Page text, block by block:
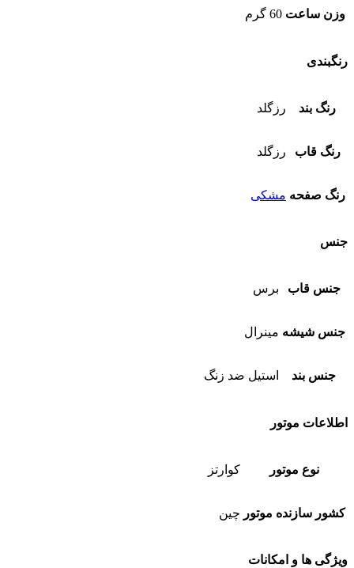
وزن ساعت 60 گرم
رنگبندی
رنگ بند رزگلد
رنگ قاب رزگلد
رنگ صفحه مشکی
جنس
جنس قاب برس
جنس شیشه مینرال
جنس بند استیل ضد زنگ
اطلاعات موتور
نوع موتور کوارتز
کشور سازنده موتور چین
ویژگی ها و امکانات